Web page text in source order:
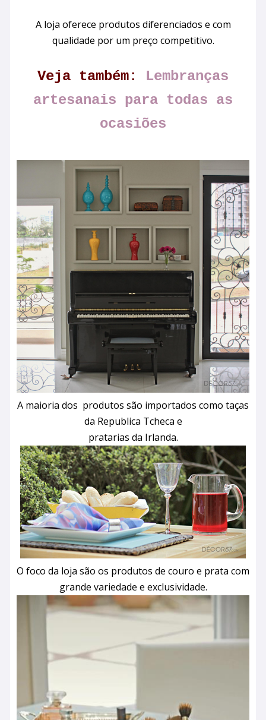
A loja oferece produtos diferenciados e com
qualidade por um preço competitivo.
Veja também: Lembranças
artesanais para todas as
ocasiões
A maioria dos produtos são importados como taças
da Republica Tcheca e
pratarias da Irlanda.
O foco da loja são os produtos de couro e prata com
grande variedade e exclusividade.